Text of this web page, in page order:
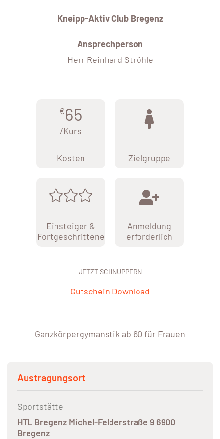
Kneipp-Aktiv Club Bregenz
Ansprechperson
Herr Reinhard Ströhle
€65
/Kurs
Kosten Zielgruppe
Einsteiger &
Fortgeschrittene
Anmeldung
erforderlich
JETZT SCHNUPPERN
Gutschein Download
Ganzkörpergymanstik ab 60 für Frauen
Austragungsort
Sportstätte
HTL Bregenz Michel-Felderstraße 9 6900
Bregenz